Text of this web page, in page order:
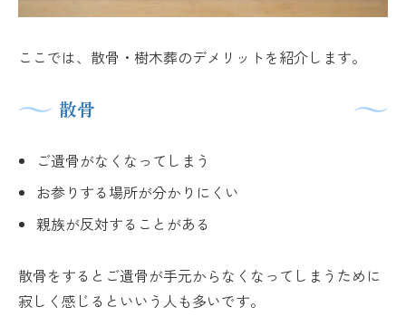
ここでは、散骨・樹木葬のデメリットを紹介します。
散骨
ご遺骨がなくなってしまう
お参りする場所が分かりにくい
親族が反対することがある
散骨をするとご遺骨が手元からなくなってしまうために
寂しく感じるといいう人も多いです。